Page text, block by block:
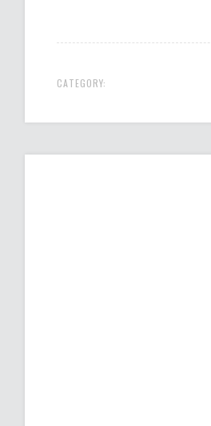
CATEGORY: